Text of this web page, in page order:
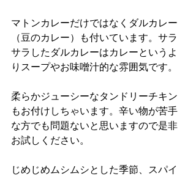
マトンカレーだけではなくダルカレー
（豆のカレー）も付いています。サラ
サラしたダルカレーはカレーというよ
りスープやお味噌汁的な雰囲気です。
柔らかジューシーなタンドリーチキン
もお付けしちゃいます。辛い物が苦手
な方でも問題ないと思いますので是非
お試しください。
じめじめムシムシとした季節、スパイ